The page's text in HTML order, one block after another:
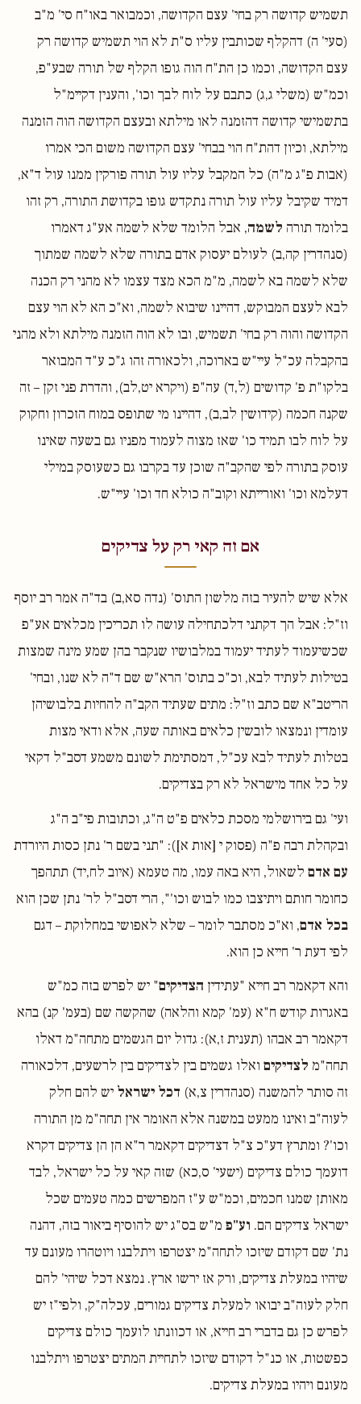
תשמיש קדושה רק בחי' עצם הקדושה, וכמבואר באו"ח סי' מ"ב
(סעי' ה) דהקלף שכותבין עליו ס"ת לא הוי תשמיש קדושה רק
עצם הקדושה, וכמו כן הת"ח הוה גופו הקלף של תורה שבע"פ,
וכמ"ש (משלי ג,ג) כתבם על לוח לבך וכו', והענין דקיימ"ל
בתשמישי קדושה דהזמנה לאו מילתא ובעצם הקדושה הוה הזמנה
מילתא, וכיון דהת"ח הוי בבחי' עצם הקדושה משום הכי אמרו
(אבות פ"ג מ"ה) כל המקבל עליו עול תורה פורקין ממנו עול ד"א,
דמיד שקיבל עליו עול תורה נתקדש גופו בקדושת התורה, רק זהו
בלומד תורה לשמה, אבל הלומד שלא לשמה אע"ג דאמרו
(סנהדרין קה,ב) לעולם יעסוק אדם בתורה שלא לשמה שמתוך
שלא לשמה בא לשמה, מ"מ הכא מצד עצמו לא מהני רק הכנה
לבא לעצם המבוקש, דהיינו שיבוא לשמה, וא"כ הא לא הוי עצם
הקדושה והוה רק בחי' תשמיש, ובו לא הוה הזמנה מילתא ולא מהני
בהקבלה עכ"ל עיי"ש בארוכה, ולכאורה זהו ג"כ ע"ד המבואר
בלקו"ת פ' קדושים (ל,ד) עה"פ (ויקרא יט,לב), והדרת פני זקן – זה
שקנה חכמה (קידושין לב,ב), דהיינו מי שתופס במוח הזכרון וחקוק
על לוח לבו תמיד כו' שאז מצוה לעמוד מפניו גם בשעה שאינו
עוסק בתורה לפי שהקב"ה שוכן עד בקרבו גם כשעוסק במילי
דעלמא וכו' ואורייתא וקוב"ה כולא חד וכו' עיי"ש.
אם זה קאי רק על צדיקים
אלא שיש להעיר בזה מלשון התוס' (נדה סא,ב) בד"ה אמר רב יוסף
וז"ל: אבל הך דקתני דלכתחילה עושה לו תכריכין מכלאים אע"פ
שכשיעמוד לעתיד יעמוד במלבושיו שנקבר בהן שמע מינה שמצות
בטילות לעתיד לבא, וכ"כ בתוס' הרא"ש שם ד"ה לא שנו, ובחי'
הריטב"א שם כתב וז"ל: מתים שעתיד הקב"ה להחיות בלבושיהן
עומדין ונמצאו לובשין כלאים באותה שעה, אלא ודאי מצות
בטלות לעתיד לבא עכ"ל, דמסתימת לשונם משמע דסב"ל דקאי
על כל אחד מישראל לא רק בצדיקים.
ועי' גם בירושלמי מסכת כלאים פ"ט ה"ג, וכתובות פי"ב ה"ג
ובקהלת רבה פ"ה (פסוק י [אות א]): "תני בשם ר' נתן כסות היורדת
עם אדם לשאול, היא באה עמו, מה טעמא (איוב לח,יד) תתהפך
כחומר חותם ויתיצבו כמו לבוש וכו'", הרי דסב"ל לר' נתן שכן הוא
בכל אדם, וא"כ מסתבר לומר – שלא לאפושי במחלוקת – דגם
לפי דעת ר' חייא כן הוא.
והא דקאמר רב חייא "עתידין הצדיקים" יש לפרש בזה כמ"ש
באגרות קודש ח"א (עמ' קמא והלאה) שהקשה שם (בעמ' קנ) בהא
דקאמר רב אבהו (תענית ז,א): גדול יום הגשמים מתחה"מ דאלו
תחה"מ לצדיקים ואלו גשמים בין לצדיקים בין לרשעים, דלכאורה
זה סותר להמשנה (סנהדרין צ,א) דכל ישראל יש להם חלק
לעוה"ב ואינו ממעט במשנה אלא האומר אין תחה"מ מן התורה
וכו'? ומתרץ דע"כ צ"ל דצדיקים דקאמר ר"א הן הן צדיקים דקרא
דועמך כולם צדיקים (ישעי' ס,כא) שזה קאי על כל ישראל, לבד
מאותן שמנו חכמים, וכמ"ש ע"ז המפרשים כמה טעמים שכל
ישראל צדיקים הם. וע"פ מ"ש בס"ג יש להוסיף ביאור בזה, דהנה
נת' שם דקודם שיזכו לתחה"מ יצטרפו ויתלבנו ויוטהרו מעונם עד
שיהיו במעלת צדיקים, ורק אז ירשו ארץ. נמצא דכל שיהי' להם
חלק לעוה"ב יבואו למעלת צדיקים גמורים, עכלה"ק, ולפי"ז יש
לפרש כן גם בדברי רב חייא, או דכוונתו לועמך כולם צדיקים
כפשטות, או כנ"ל דקודם שיזכו לתחיית המתים יצטרפו ויתלבנו
מעונם ויהיו במעלת צדיקים.